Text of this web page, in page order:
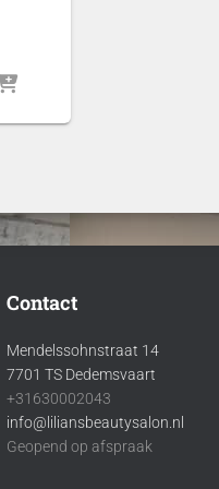
Contact
Mendelssohnstraat 14
7701 TS Dedemsvaart
+31630002043
info@liliansbeautysalon.nl
Geopend op afspraak